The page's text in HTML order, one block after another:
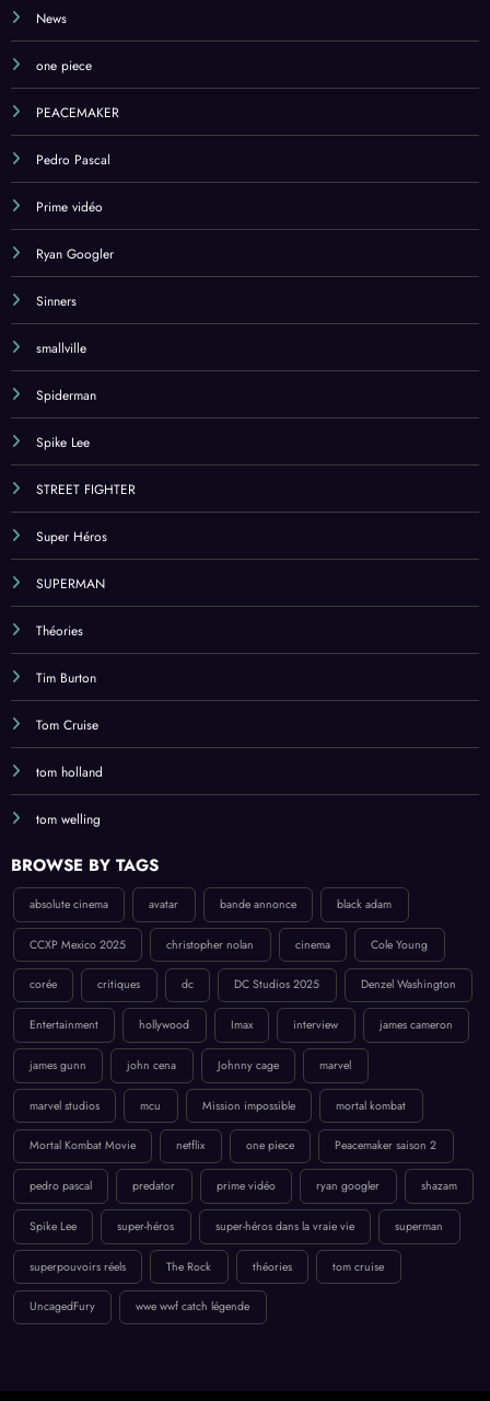
News
one piece
PEACEMAKER
Pedro Pascal
Prime vidéo
Ryan Googler
Sinners
smallville
Spiderman
Spike Lee
STREET FIGHTER
Super Héros
SUPERMAN
Théories
Tim Burton
Tom Cruise
tom holland
tom welling
BROWSE BY TAGS
absolute cinema avatar bande annonce black adam
CCXP Mexico 2025 christopher nolan cinema Cole Young
corée critiques dc DC Studios 2025 Denzel Washington
Entertainment hollywood Imax interview james cameron
james gunn john cena Johnny cage marvel
marvel studios mcu Mission impossible mortal kombat
Mortal Kombat Movie netflix one piece Peacemaker saison 2
pedro pascal predator prime vidéo ryan googler shazam
Spike Lee super-héros super-héros dans la vraie vie superman
superpouvoirs réels The Rock théories tom cruise
UncagedFury wwe wwf catch légende